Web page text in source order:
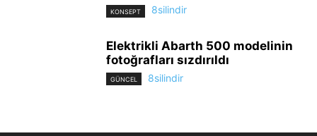
KONSEPT 8silindir
Elektrikli Abarth 500 modelinin
fotoğrafları sızdırıldı
GÜNCEL 8silindir